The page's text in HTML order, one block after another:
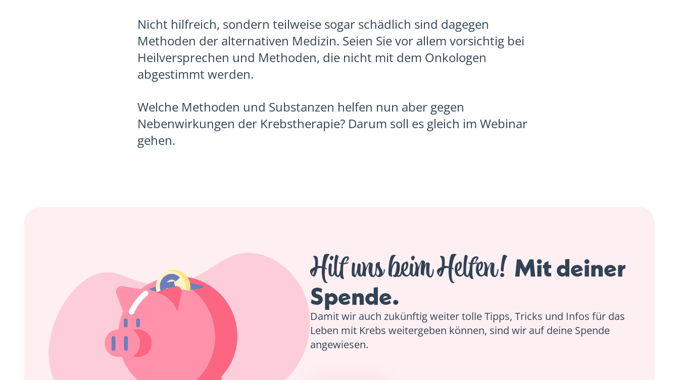
Nicht hilfreich, sondern teilweise sogar schädlich sind dagegen
Methoden der alternativen Medizin. Seien Sie vor allem vorsichtig bei
Heilversprechen und Methoden, die nicht mit dem Onkologen
abgestimmt werden.
Welche Methoden und Substanzen helfen nun aber gegen
Nebenwirkungen der Krebstherapie? Darum soll es gleich im Webinar
gehen.
Hilf uns beim Helfen! Mit deiner
Spende.
Damit wir auch zukünftig weiter tolle Tipps, Tricks und Infos für das
Leben mit Krebs weitergeben können, sind wir auf deine Spende
angewiesen.